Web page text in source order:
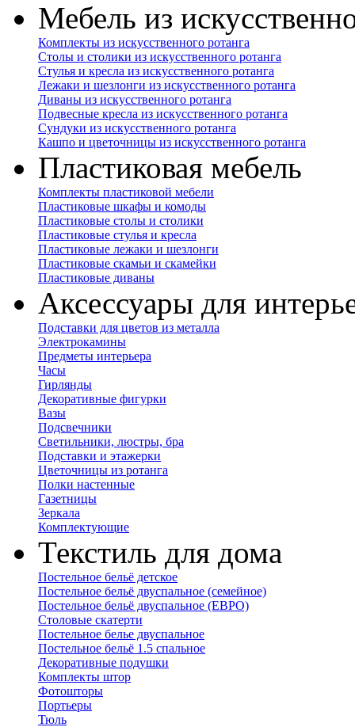
Мебель из
Комплекты из искусственного ротанга
Столы и столики из искусственного ротанга
Стулья и кресла из искусственного ротанга
Лежаки и шезлонги из искусственного ротанга
Диваны из искусственного ротанга
Подвесные кресла из искусственного ротанга
Сундуки из искусственного ротанга
Кашпо и цветочницы из искусственного ротанга
Пластиковая мебель
Комплекты пластиковой мебели
Пластиковые шкафы и комоды
Пластиковые столы и столики
Пластиковые стулья и кресла
Пластиковые лежаки и шезлонги
Пластиковые скамьи и скамейки
Пластиковые диваны
Аксессуары для
Подставки для цветов из металла
Электрокамины
Предметы интерьера
Часы
Гирлянды
Декоративные фигурки
Вазы
Подсвечники
Светильники, люстры, бра
Подставки и этажерки
Цветочницы из ротанга
Полки настенные
Газетницы
Зеркала
Комплектующие
Текстиль для дома
Постельное бельё детское
Постельное бельё двуспальное (семейное)
Постельное бельё двуспальное (ЕВРО)
Столовые скатерти
Постельное белье двуспальное
Постельное бельё 1.5 спальное
Декоративные подушки
Комплекты штор
Фотошторы
Портьеры
Тюль